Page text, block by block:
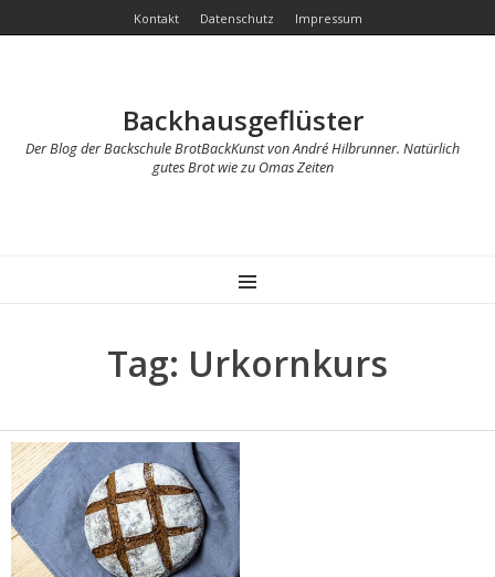
Kontakt Datenschutz Impressum
Backhausgeflüster
Der Blog der Backschule BrotBackKunst von André Hilbrunner. Natürlich
gutes Brot wie zu Omas Zeiten
MENU
Tag: Urkornkurs